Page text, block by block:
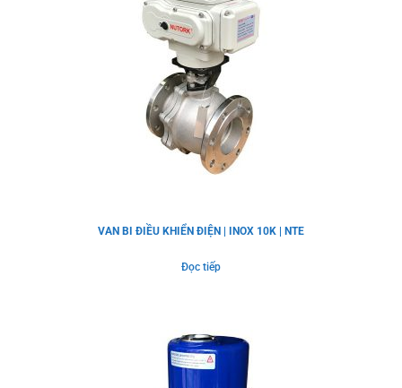
VAN BI ĐIỀU KHIỂN ĐIỆN | INOX 10K | NTE
Đọc tiếp